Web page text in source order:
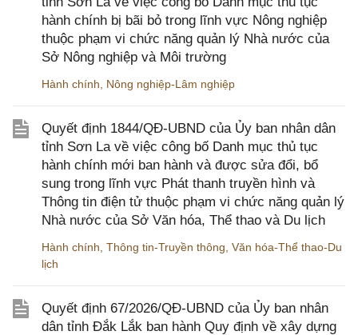
hành chính bị bãi bỏ trong lĩnh vực Nông nghiệp
thuộc phạm vi chức năng quản lý Nhà nước của
Sở Nông nghiệp và Môi trường
Hành chính Nông nghiệp-Lâm nghiệp
Quyết định 1844/QĐ-UBND của Ủy ban nhân dân
tỉnh Sơn La về việc công bố Danh mục thủ tục
hành chính mới ban hành và được sửa đổi, bổ
sung trong lĩnh vực Phát thanh truyền hình và
Thông tin điện tử thuộc phạm vi chức năng quản lý
Nhà nước của Sở Văn hóa, Thể thao và Du lịch
Hành chính Thông tin-Truyền thông Văn hóa-Thể thao-Du
lịch
Quyết định 67/2026/QĐ-UBND của Ủy ban nhân
dân tỉnh Đắk Lắk ban hành Quy định về xây dựng